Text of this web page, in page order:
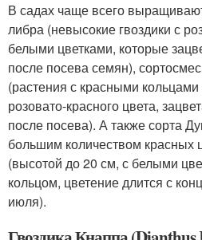
В садах чаще всего
либра (невысокие гвоздики с
белыми цветками, которые
после посева семян),
(растения с красными кольцами
розовато-красного цвета,
после посева). А также сорта
большим количеством красных
(высотой до 20 см, с белыми
кольцом, цветение длится с
июля).